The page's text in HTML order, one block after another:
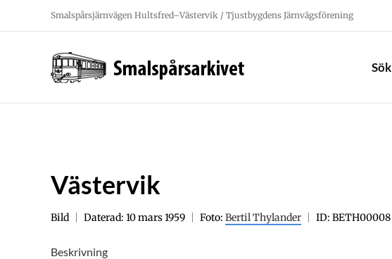
Smalspårsjärnvägen Hultsfred–Västervik / Tjustbygdens Järnvägsförening
Sök
Västervik
Bild Daterad: 10 mars 1959 Foto: Bertil Thylander ID: BETH00008
Beskrivning